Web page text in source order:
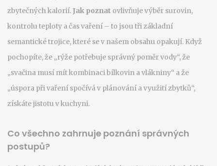
zbytečných kalorií. Jak poznat ovlivňuje výběr surovin,
kontrolu teploty a čas vaření – to jsou tři základní
semantické trojice, které se v našem obsahu opakují. Když
pochopíte, že „rýže potřebuje správný poměr vody“, že
„svačina musí mít kombinaci bílkovin a vlákniny“ a že
„úspora při vaření spočívá v plánování a využití zbytků“,
získáte jistotu v kuchyni.
Co všechno zahrnuje poznání správných
postupů?